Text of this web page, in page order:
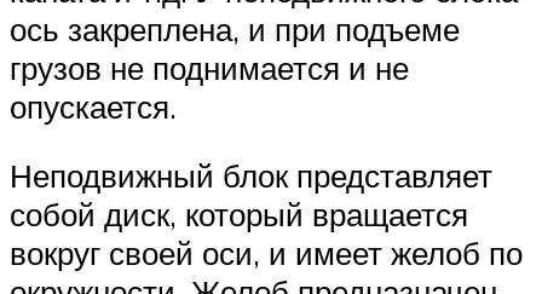
ось закреплена, и при подъеме
грузов не поднимается и не
опускается.
Неподвижный блок представляет
собой диск, который вращается
вокруг своей оси, и имеет желоб по